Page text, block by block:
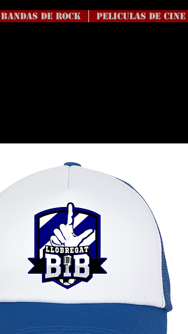
BANDAS DE ROCK Peliculas de Cine